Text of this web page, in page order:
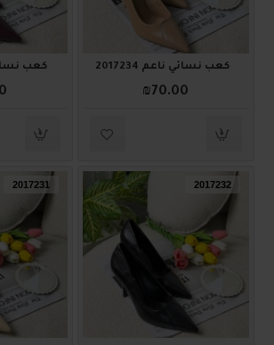
كعب نسائي ناعم 2017234
₪70.00
كعب نسائي
2017232
2017231